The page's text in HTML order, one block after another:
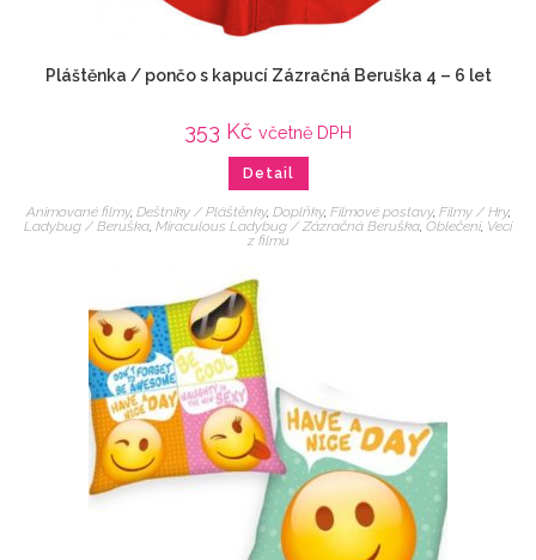
Pláštěnka / pončo s kapucí Zázračná Beruška 4 – 6 let
353 Kč včetně DPH
Detail
Animované filmy, Deštníky / Pláštěnky, Doplňky, Filmové postavy, Filmy / Hry,
Ladybug / Beruška, Miraculous Ladybug / Zázračná Beruška, Oblečení, Veci
z filmu